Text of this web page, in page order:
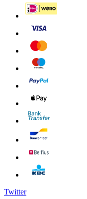
Twitter